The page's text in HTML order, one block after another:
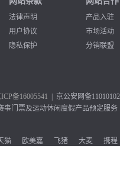
法律声明
用户协议
隐私保护
产品入驻
市场活动
分销联盟
ICP备16005541 | 京公安网备
门票及运动休闲度假产品预定服务
猫 欧美嘉 飞猪 大麦 携程